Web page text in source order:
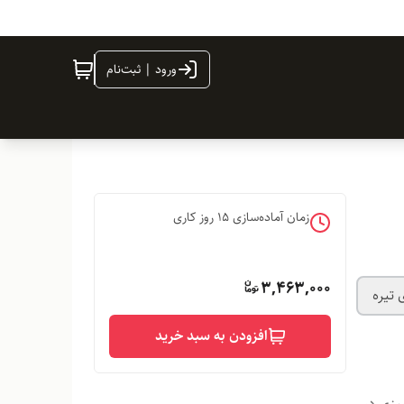
ورود | ثبت‌نام
تیره
زمان آماده‌سازی15 روز کاری
3,463,000
افزودن به سبد خرید